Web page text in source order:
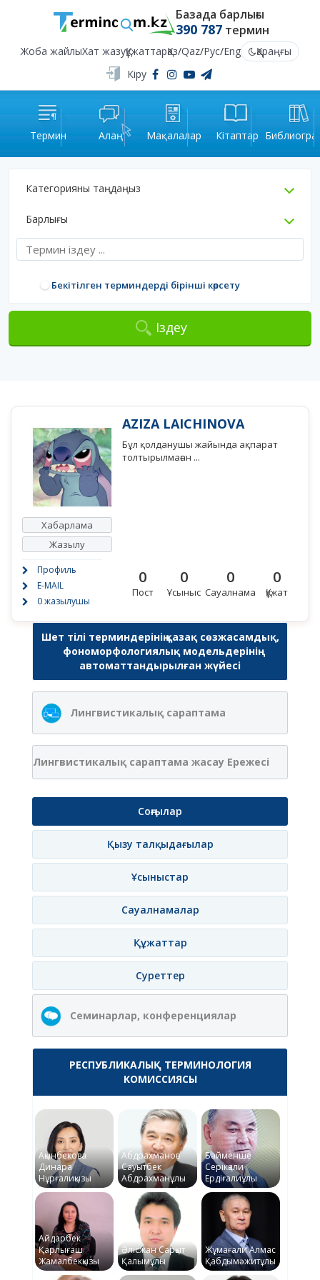
Базада барлығы
390 787термин
Жоба жайлыХат жазуҚұжаттарҚаз/Qaz/Рус/Eng
Қараңғы
Кіру
Термин Алаң Мақалалар Кітаптар
Категорияны таңдаңыз
Барлығы
Бекітілген терминдерді бірінші көрсету
Іздеу
Хабарлама
Жазылу
Профиль
E-MAIL
0 жазылушы
AZIZA LAICHINOVA
Бұл қолданушы жайында ақпарат
толтырылмаған ...
0
Пост
0
Ұсыныс
0
Сауалнама
0
Құжат
Шет тілі терминдерінің қазақ сөзжасамдық,
фономорфологиялық модельдерінің
автоматтандырылған жүйесі
Лингвистикалық сараптама
Лингвистикалық сараптама жасау Ережесі
Соңғылар
Қызу талқыдағылар
Ұсыныстар
Сауалнамалар
Құжаттар
Суреттер
Семинарлар, конференциялар
РЕСПУБЛИКАЛЫҚ ТЕРМИНОЛОГИЯ
КОМИССИЯСЫ
Ақынбекова
Динара
Нұрғалиқызы
Абдрахманов
Сауытбек
Абдрахманұлы
Байменше
Серікқали
Ердіғалиұлы
Айдарбек
Қарлығаш
Жамалбекқызы
Әлісжан Сарқыт
Қалымұлы
Жұмағали Алмас
Қабдымәжитұлы